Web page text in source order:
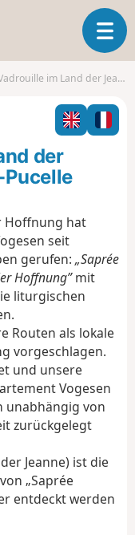
T
o
g
g
l
n
i
im Land der Jeanne in Domrémy-la-Pucelle
der
Hoffnung hat
seit
gerufen: „Saprée
Hoffnung”mit
liturgischen
Routen als lokale
vorgeschlagen.
und unsere
Vogesen
unabhängig von
zurückgelegt
Jeanne) ist die
„Saprée
entdeckt werden